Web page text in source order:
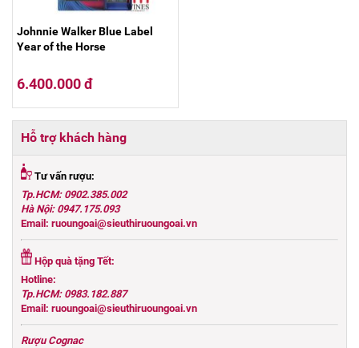
Johnnie Walker Blue Label
Year of the Horse
6.400.000 đ
Hỗ trợ khách hàng
Tư vấn rượu:
Tp.HCM: 0902.385.002
Hà Nội: 0947.175.093
Email: ruoungoai@sieuthiruoungoai.vn
Hộp quà tặng Tết:
Hotline:
Tp.HCM: 0983.182.887
Email: ruoungoai@sieuthiruoungoai.vn
Rượu Cognac